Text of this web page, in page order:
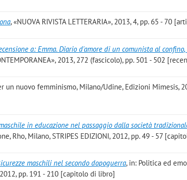
, «NUOVA RIVISTA LETTERARIA», 2013, 4, pp. 65 - 70
a: Emma. Diario d'amore di un comunista al
2013, 272 (fascicolo), pp. 501 - 502
un nuovo femminismo, Milano/Udine, Edizioni Mimesis,
in educazione nel passaggio dalla società
Rho, Milano, STRIPES EDIZIONI, 2012, pp. 49 - 57
maschili nel secondo dopoguerra, in: Politica ed
pp. 191 - 210 [capitolo di libro]